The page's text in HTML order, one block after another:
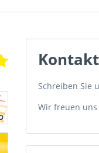
Schreiben Sie
Wir freuen